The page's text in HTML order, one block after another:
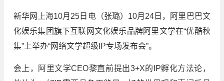
新华网上海10月25日电（张璐）10月24日，阿里巴巴文
化娱乐集团旗下互联网文化娱乐品牌阿里文学在“优酷秋
集”上举办“网络文学超级IP专场发布会”。
会上，阿里文学CEO黎直前提出3+X的IP孵化方法论，